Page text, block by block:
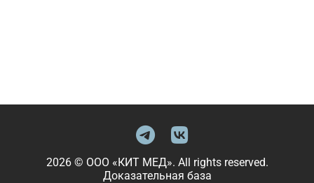
2026 © ООО «КИТ МЕД». All rights reserved.
Доказательная база